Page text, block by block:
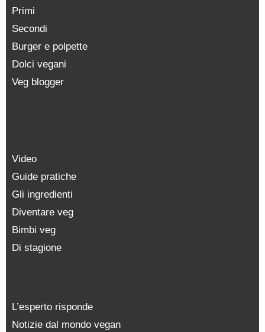
Primi
Secondi
Burger e polpette
Dolci vegani
Veg blogger
Video
Guide pratiche
Gli ingredienti
Diventare veg
Bimbi veg
Di stagione
L’esperto risponde
Notizie dal mondo vegan